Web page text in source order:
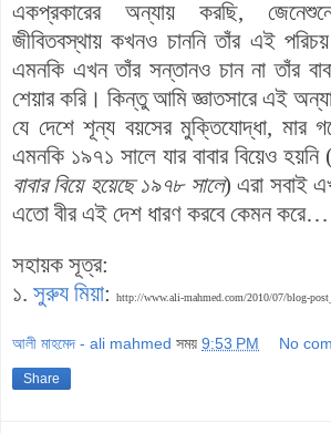
একপ্রকারের অন্যায় করছি,
জীবিতবস্থায় কখনও চাননি তাঁর এই
এমনকি এখন তাঁর সন্তানও চান না তাঁর
শেয়ার করি। কিন্তু আমি জ্ঞাতসারে এই
যে দেশে শূন্য বয়সের মুক্তিযোদ্ধা, মার
এমনকি ১৯৭১ সালে যার বাবার বিয়েও হয়নি
বাবার বিয়ে হয়েছে ১৯৭৮ সালে) এরা সবাই
এতো বীর এই দেশ ধারণ করবে কেমন
সহায়ক সূত্র:
১. সুরুয মিয়া: http://www.ali-mahmed.com/2010/07/blog-
আলী মাহমেদ - ali mahmed সময় 9:53 PM No
Share